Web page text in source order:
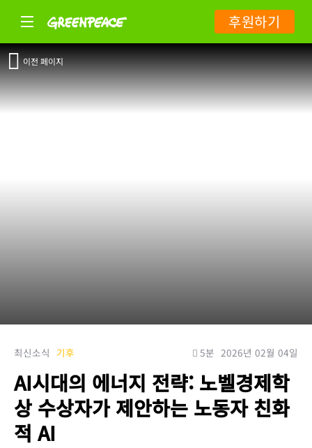
후원하기
이전 페이지
최신소식 기후 5분 2026년 02월 04일
AI시대의 에너지 전략: 노벨경제학
상 수상자가 제안하는 노동자 친화
적 AI